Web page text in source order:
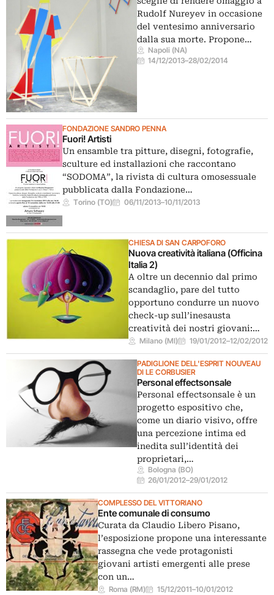
Rudolf Nureyev in occasione
del ventesimo anniversario
dalla sua morte. Propone…
Napoli (NA)
14/12/2013–28/02/2014
FONDAZIONE SANDRO PENNA
Fuori! Artisti
Un ensamble tra pitture, disegni, fotografie,
sculture ed installazioni che raccontano
“SODOMA”, la rivista di cultura omosessuale
pubblicata dalla Fondazione…
Torino (TO) 06/11/2013–10/11/2013
CHIESA DI SAN CARPOFORO
Nuova creatività italiana (Officina
Italia 2)
A oltre un decennio dal primo
scandaglio, pare del tutto
opportuno condurre un nuovo
check-up sull’inesausta
creatività dei nostri giovani:…
Milano (MI) 19/01/2012–12/02/2012
PADIGLIONE DELL'ESPRIT NOUVEAU
DI LE CORBUSIER
Personal effectsonsale
Personal effectsonsale è un
progetto espositivo che,
come un diario visivo, offre
una percezione intima ed
inedita sull’identità dei
proprietari,…
Bologna (BO)
26/01/2012–29/01/2012
COMPLESSO DEL VITTORIANO
Ente comunale di consumo
Curata da Claudio Libero Pisano,
l’esposizione propone una interessante
rassegna che vede protagonisti
giovani artisti emergenti alle prese
con un…
Roma (RM) 15/12/2011–10/01/2012